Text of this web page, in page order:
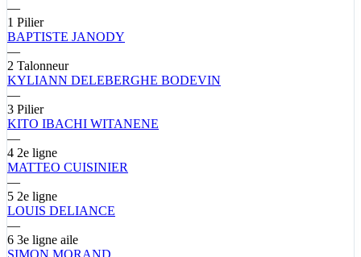
—
1 Pilier
BAPTISTE JANODY
—
2 Talonneur
KYLIANN DELEBERGHE BODEVIN
—
3 Pilier
KITO IBACHI WITANENE
—
4 2e ligne
MATTEO CUISINIER
—
5 2e ligne
LOUIS DELIANCE
—
6 3e ligne aile